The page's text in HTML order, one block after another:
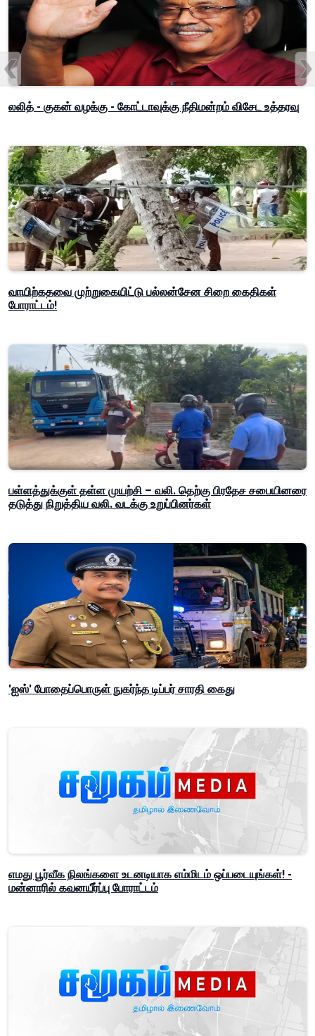
லலித் - குகன் வழக்கு - கோட்டாவுக்கு நீதிமன்றம் விசேட உத்தரவு
வாயிற்கதவை முற்றுகையிட்டு பல்லன்சேன சிறை கைதிகள்
போராட்டம்!
பள்ளத்துக்குள் தள்ள முயற்சி – வலி. தெற்கு பிரதேச சபையினரை
தடுத்து நிறுத்திய வலி. வடக்கு உறுப்பினர்கள்
'ஐஸ்' போதைப்பொருள் நுகர்ந்த டிப்பர் சாரதி கைது
எமது பூர்வீக நிலங்களை உடனடியாக எம்மிடம் ஒப்படையுங்கள்! -
மன்னாரில் கவனயீர்ப்பு போராட்டம்